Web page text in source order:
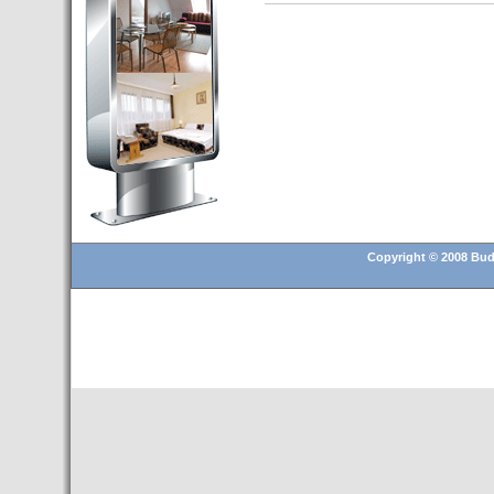
Budapest’.
- Hoteles en BUDAPEST:
Resultados octubre de 2016,
subida del 15% ocupación y
del 25,6% en el RevPar
- Nuevo Hotel en Budapest
bajo la marca Exe Hotusa
- Transfer Aeropuerto de
BUDAPEST
- Las 10 mejores ciudades
Copyright © 2008